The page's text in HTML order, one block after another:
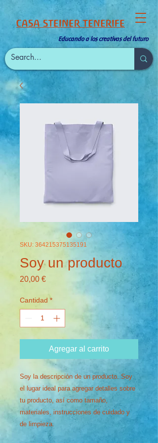
CASA STEINER TENERIFE
Educando a los creativas del futuro
SKU: 364215375135191
Soy un producto
20,00 €Precio
Cantidad *
Agregar al carrito
Soy la descripción de un producto. Soy
el lugar ideal para agregar detalles sobre
tu producto, así como tamaño,
materiales, instrucciones de cuidado y
de limpieza.